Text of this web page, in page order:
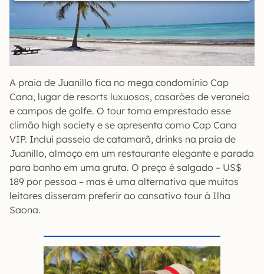
A praia de Juanillo fica no mega condomínio Cap
Cana, lugar de resorts luxuosos, casarões de veraneio
e campos de golfe. O tour toma emprestado esse
climão high society e se apresenta como Cap Cana
VIP. Inclui passeio de catamarã, drinks na praia de
Juanillo, almoço em um restaurante elegante e parada
para banho em uma gruta. O preço é salgado – US$
189 por pessoa – mas é uma alternativa que muitos
leitores disseram preferir ao cansativo tour à Ilha
Saona.